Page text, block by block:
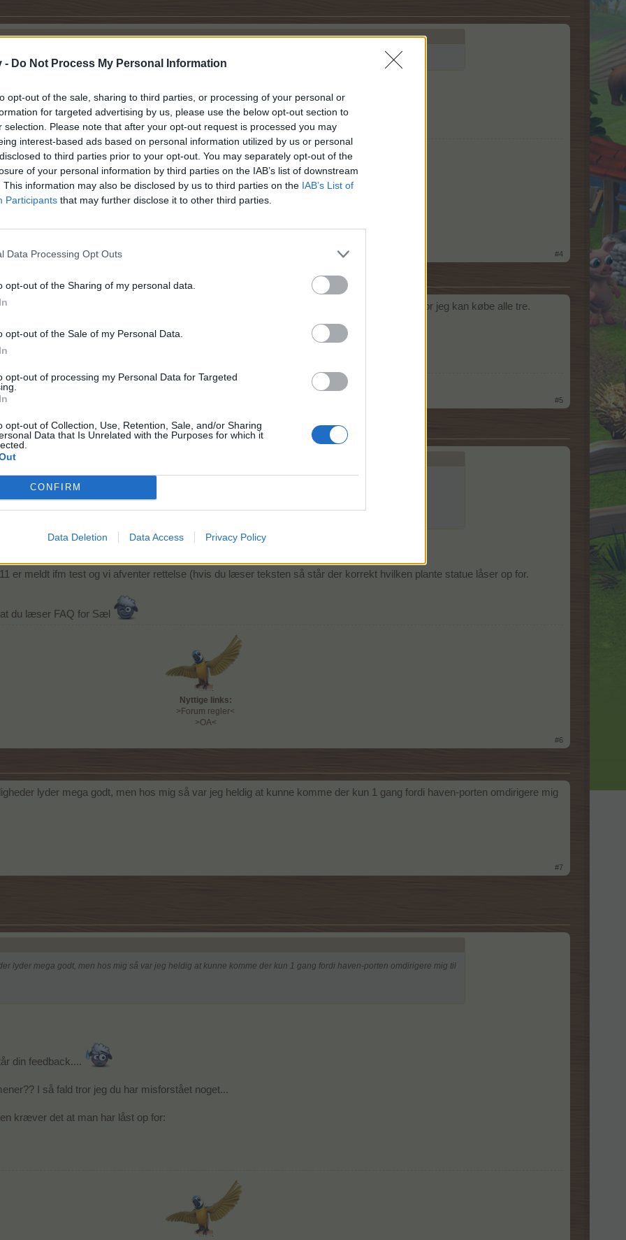
- Do Not Process My Personal Information
opt-out of the sale, sharing to third parties, or processing of your personal or
for targeted advertising by us, please use the below opt-out section to
selection. Please note that after your opt-out request is processed you may
interest-based ads based on personal information utilized by us or personal
to third parties prior to your opt-out. You may separately opt-out of the
of your personal information by third parties on the IAB’s list of downstream
This information may also be disclosed by us to third parties on the IAB’s List of
Participants that may further disclose it to other third parties.
Data Processing Opt Outs
opt-out of the Sharing of my personal data.
opt-out of the Sale of my Personal Data.
opt-out of processing my Personal Data for Targeted
opt-out of Collection, Use, Retention, Sale, and/or Sharing
Data that Is Unrelated with the Purposes for which it
CONFIRM
Data Deletion Data Access Privacy Policy
#4
i abetemplet, mes pagodeblomst mangler. Det lader til at det kun er navnet der er forkert, for jeg kan købe alle tre.
op for dampsauna, kan ikke fimde den i abetemplet, og har ellers åbnet det hele
#5
mes pagodeblomst mangler. Det lader til at det kun er navnet der er forkert, for jeg kan købe alle tre.
dampsauna, kan ikke fimde den i abetemplet, og har ellers åbnet det hele
er meldt ifm test og vi afventer rettelse (hvis du læser teksten så står der korrekt hvilken plante statue låser op for.
du læser FAQ for Sæl
Nyttige links:
>Forum regler<
>OA<
#6
lyder mega godt, men hos mig så var jeg heldig at kunne komme der kun 1 gang fordi haven-porten omdirigere mig
#7
lyder mega godt, men hos mig så var jeg heldig at kunne komme der kun 1 gang fordi haven-porten omdirigere mig til
din feedback....
I så fald tror jeg du har misforstået noget...
kræver det at man har låst op for: